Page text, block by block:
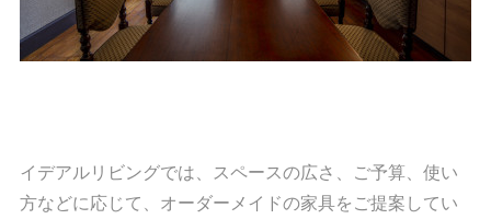
イデアルリビングでは、スペースの広さ、ご予算、使い
方などに応じて、オーダーメイドの家具をご提案してい